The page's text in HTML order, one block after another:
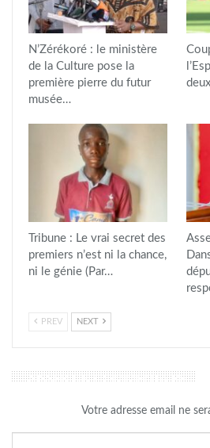
N’Zérékoré : le ministère
de la Culture pose la
première pierre du futur
musée…
Tribune : Le vrai secret des
premiers n’est ni la chance,
ni le génie (Par…
PREV NEXT
LAISSER UN COMMENTAIRE
Votre adresse email ne